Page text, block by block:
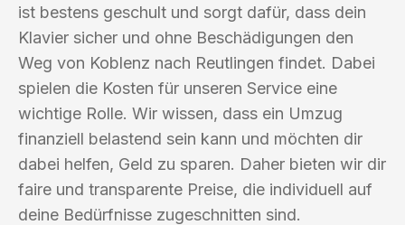
ist bestens geschult und sorgt dafür, dass dein
Klavier sicher und ohne Beschädigungen den
Weg von Koblenz nach Reutlingen findet. Dabei
spielen die Kosten für unseren Service eine
wichtige Rolle. Wir wissen, dass ein Umzug
finanziell belastend sein kann und möchten dir
dabei helfen, Geld zu sparen. Daher bieten wir dir
faire und transparente Preise, die individuell auf
deine Bedürfnisse zugeschnitten sind.